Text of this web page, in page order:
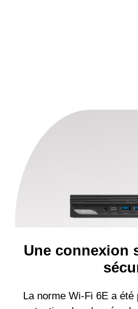
Une connexion
La norme Wi-Fi 6E a